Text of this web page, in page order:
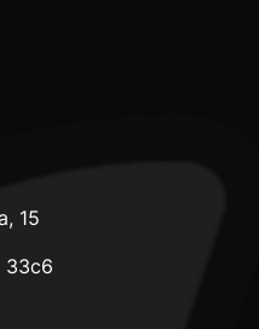
15
33с6